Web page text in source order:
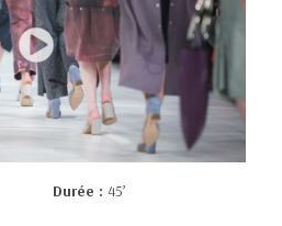
Durée : 45’